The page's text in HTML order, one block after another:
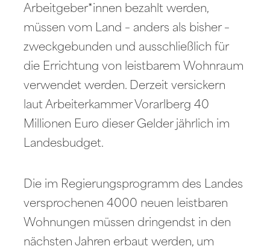
Arbeitgeber*innen bezahlt werden,
müssen vom Land – anders als bisher –
zweckgebunden und ausschließlich für
die Errichtung von leistbarem Wohnraum
verwendet werden. Derzeit versickern
laut Arbeiterkammer Vorarlberg 40
Millionen Euro dieser Gelder jährlich im
Landesbudget.
Die im Regierungsprogramm des Landes
versprochenen 4000 neuen leistbaren
Wohnungen müssen dringendst in den
nächsten Jahren erbaut werden, um